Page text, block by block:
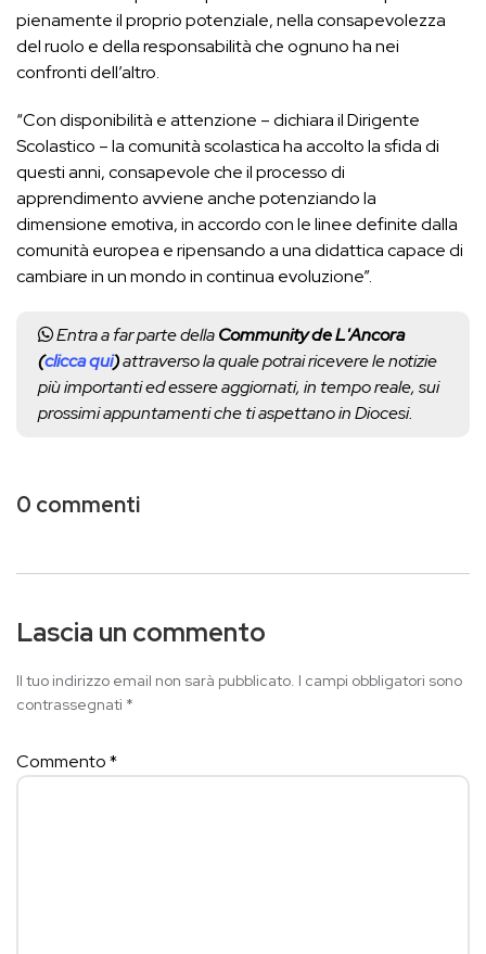
pienamente il proprio potenziale, nella consapevolezza
del ruolo e della responsabilità che ognuno ha nei
confronti dell’altro.
“Con disponibilità e attenzione – dichiara il Dirigente
Scolastico – la comunità scolastica ha accolto la sfida di
questi anni, consapevole che il processo di
apprendimento avviene anche potenziando la
dimensione emotiva, in accordo con le linee definite dalla
comunità europea e ripensando a una didattica capace di
cambiare in un mondo in continua evoluzione”.
Entra a far parte dellaCommunity de L'Ancora
(clicca qui)attraverso la quale potrai ricevere le notizie
più importanti ed essere aggiornati, in tempo reale, sui
prossimi appuntamenti che ti aspettano in Diocesi.
0 commenti
Lascia un commento
Il tuo indirizzo email non sarà pubblicato. I campi obbligatori sono
contrassegnati *
Commento*